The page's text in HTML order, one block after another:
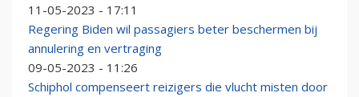
11-05-2023 - 17:11
Regering Biden wil passagiers beter beschermen bij
annulering en vertraging
09-05-2023 - 11:26
Schiphol compenseert reizigers die vlucht misten door